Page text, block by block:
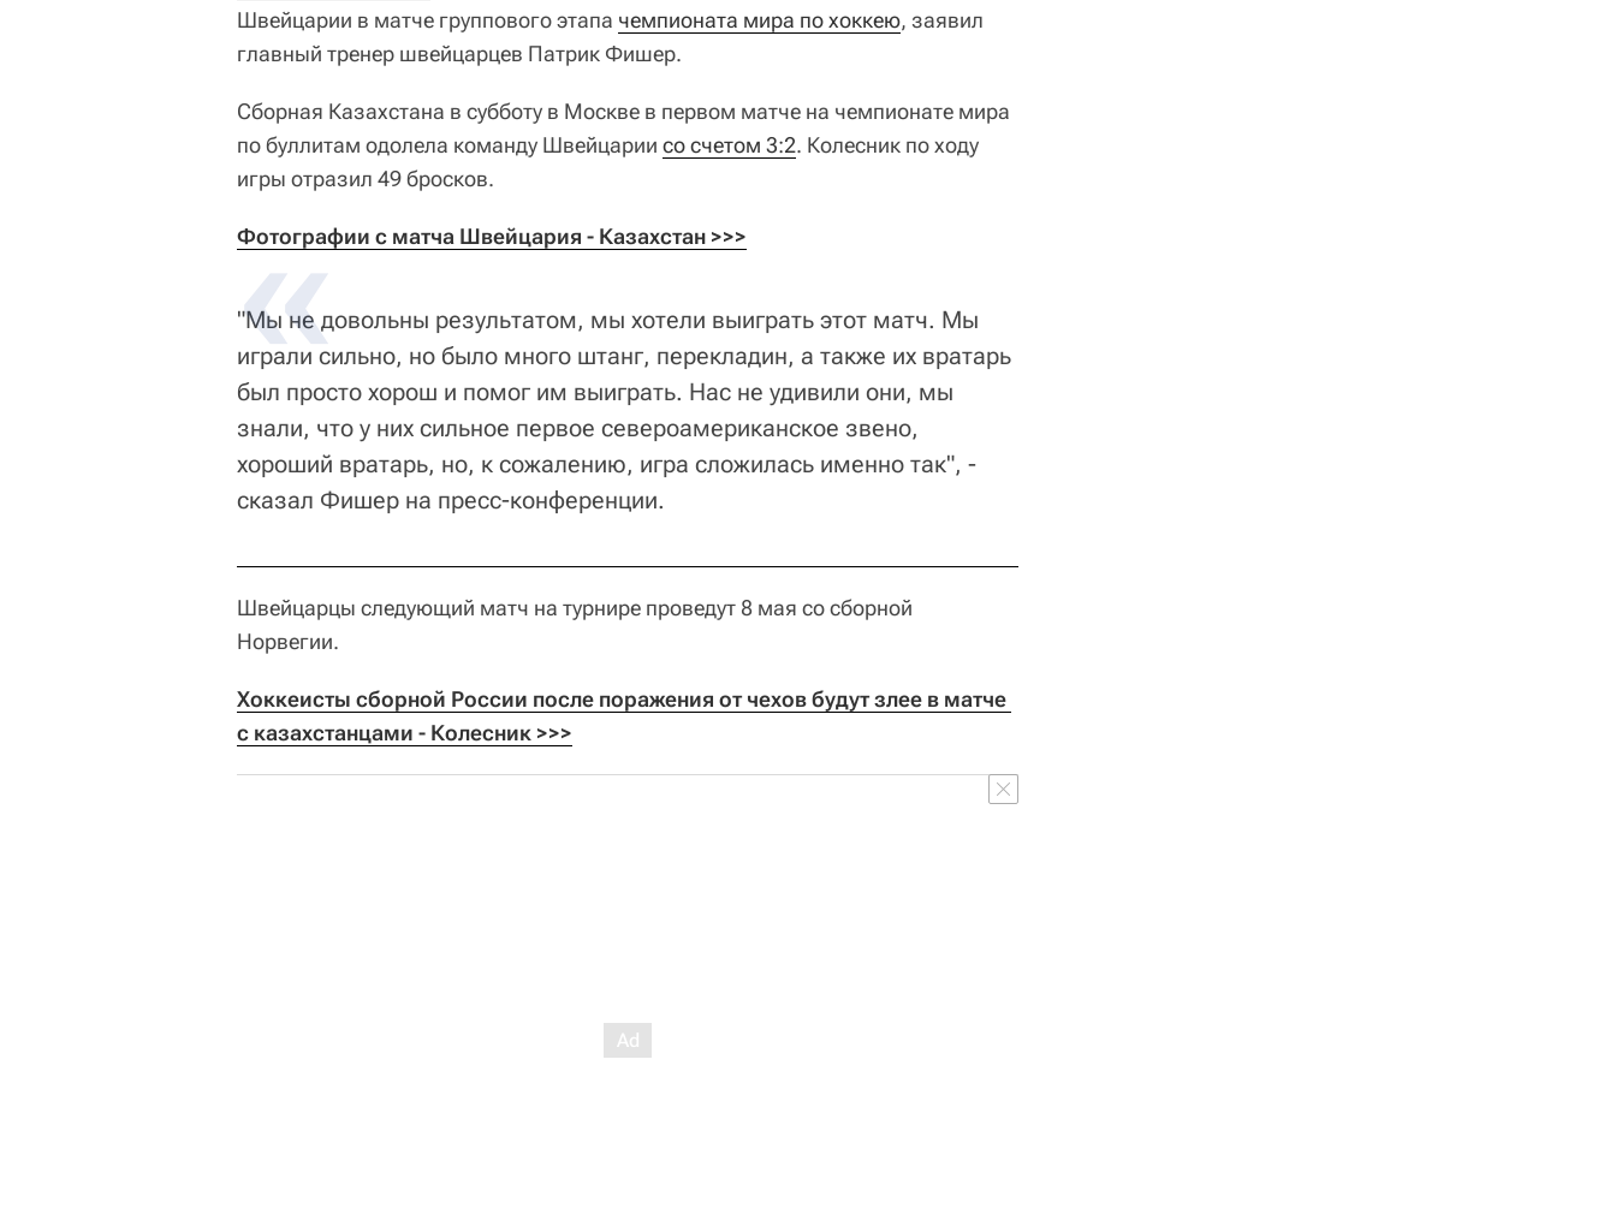
Швейцарии в матче группового этапа чемпионата мира по хоккею, заявил
главный тренер швейцарцев Патрик Фишер.
Сборная Казахстана в субботу в Москве в первом матче на чемпионате мира
по буллитам одолела команду Швейцарии со счетом 3:2. Колесник по ходу
игры отразил 49 бросков.
Фотографии с матча Швейцария - Казахстан >>>
"Мы не довольны результатом, мы хотели выиграть этот матч. Мы
играли сильно, но было много штанг, перекладин, а также их вратарь
был просто хорош и помог им выиграть. Нас не удивили они, мы
знали, что у них сильное первое североамериканское звено,
хороший вратарь, но, к сожалению, игра сложилась именно так", -
сказал Фишер на пресс-конференции.
Швейцарцы следующий матч на турнире проведут 8 мая со сборной
Норвегии.
Хоккеисты сборной России после поражения от чехов будут злее в матче
с казахстанцами - Колесник >>>